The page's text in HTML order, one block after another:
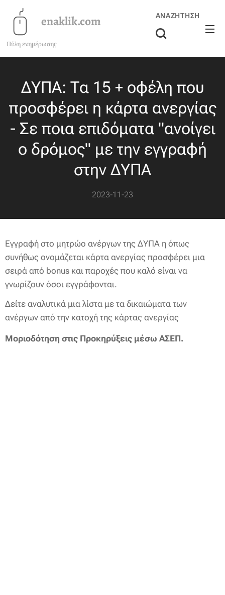
enaklik.com
Πύλη ενημέρωσης
ΑΝΑΖΉΤΗΣΗ
ΔΥΠΑ: Τα 15 + οφέλη που
προσφέρει η κάρτα ανεργίας
- Σε ποια επιδόματα "ανοίγει
ο δρόμος" με την εγγραφή
στην ΔΥΠΑ
2023-11-23
Εγγραφή στο μητρώο ανέργων της ΔΥΠΑ η όπως
συνήθως ονομάζεται κάρτα ανεργίας προσφέρει μια
σειρά από bonus και παροχές που καλό είναι να
γνωρίζουν όσοι εγγράφονται.
Δείτε αναλυτικά μια λίστα με τα δικαιώματα των
ανέργων από την κατοχή της κάρτας ανεργίας
Μοριοδότηση στις Προκηρύξεις μέσω ΑΣΕΠ.